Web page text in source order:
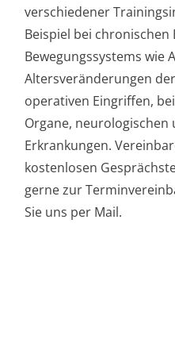
verschiedener
Beispiel bei chronischen
Bewegungssystems wie
Altersveränderungen
operativen Eingriffen,
Organe, neurologischen
Erkrankungen.
kostenlosen
gerne zur
Sie uns per Mail.